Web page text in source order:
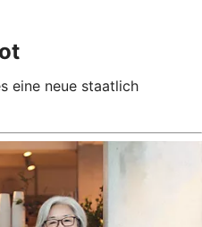
eine neue staatlich